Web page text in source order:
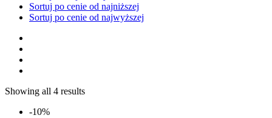
Sortuj po cenie od najniższej
Sortuj po cenie od najwyższej
Showing all 4 results
-10%